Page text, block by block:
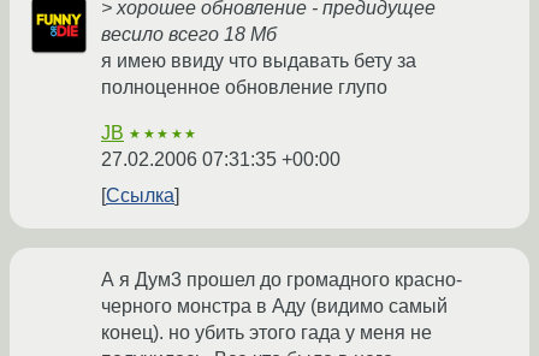
> хорошее обновление - предидущее
весило всего 18 Мб
я имею ввиду что выдавать бету за
полноценное обновление глупо
JB ★★★★★
27.02.2006 07:31:35 +00:00
Ссылка
А я Дум3 прошел до громадного красно-
черного монстра в Аду (видимо самый
конец). но убить этого гада у меня не